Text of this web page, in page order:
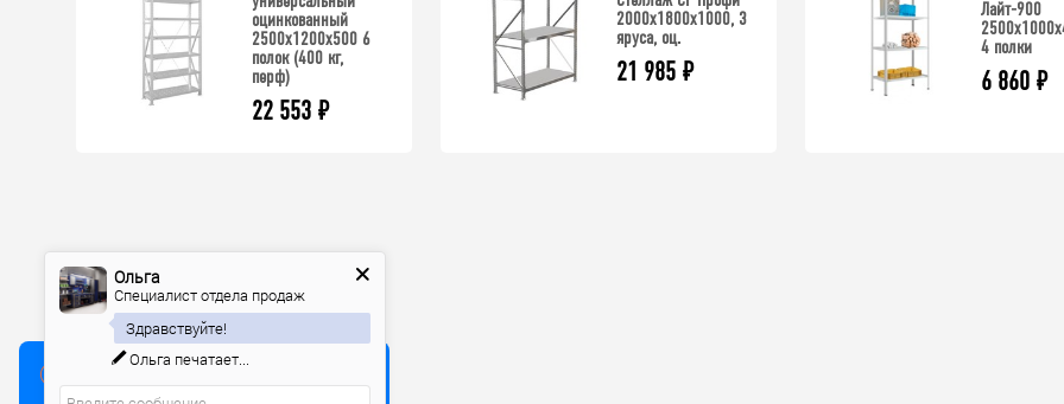
оцинкованный
2500x1200x500 6
полок (400 кг,
перф)
22 553 ₽
2000х1800х1000, 3
яруса, оц.
21 985 ₽
Лайт-900
4 полки
6 860 ₽
Ольга
Специалист отдела продаж
Здравствуйте!
Ольга печатает...